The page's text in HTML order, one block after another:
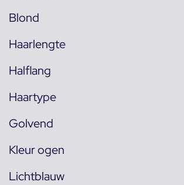
Blond
Haarlengte
Halflang
Haartype
Golvend
Kleur ogen
Lichtblauw